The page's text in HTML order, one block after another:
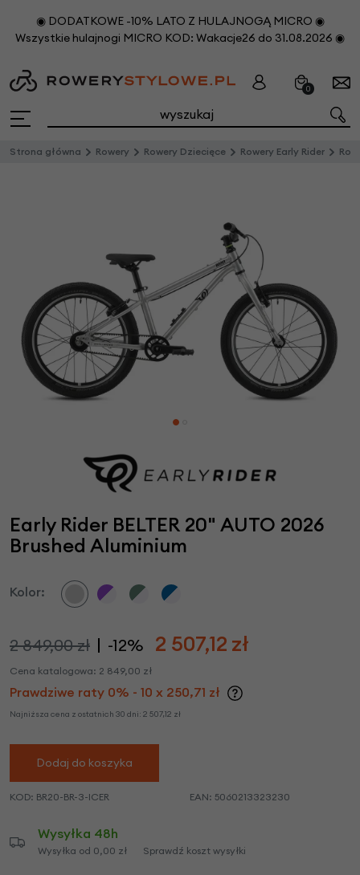
◉ DODATKOWE -10% LATO Z HULAJNOGĄ MICRO ◉
Wszystkie hulajnogi MICRO KOD: Wakacje26 do 31.08.2026 ◉
0
Strona główna Rowery Rowery Dziecięce Rowery Early Rider Rower
Early Rider BELTER 20" AUTO 2026
Brushed Aluminium
Kolor:
2 849,00 zł -12% 2 507,12 zł
Cena katalogowa: 2 849,00 zł
Prawdziwe raty 0% - 10 x 250,71 zł
Najniższa cena z ostatnich 30 dni: 2 507,12 zł
Dodaj do koszyka
KOD: BR20-BR-3-ICER EAN: 5060213323230
Wysyłka 48h
Wysyłka od 0,00 zł Sprawdź koszt wysyłki